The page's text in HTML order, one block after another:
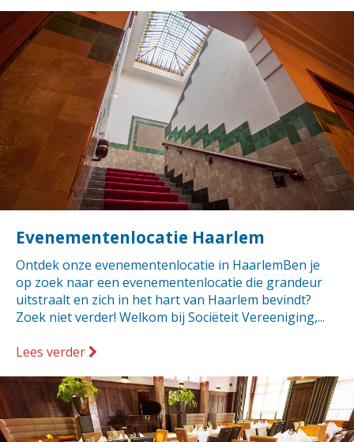
Evenementenlocatie Haarlem
Ontdek onze evenementenlocatie in HaarlemBen je
op zoek naar een evenementenlocatie die grandeur
uitstraalt en zich in het hart van Haarlem bevindt?
Zoek niet verder! Welkom bij Sociëteit Vereeniging,...
Lees verder